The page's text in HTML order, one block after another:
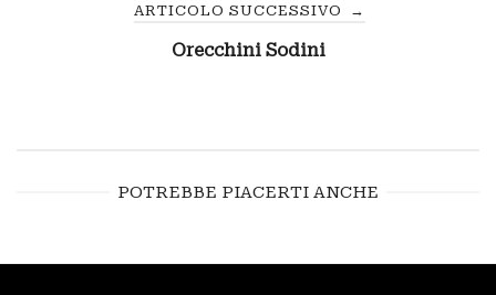
ARTICOLO SUCCESSIVO →
Orecchini Sodini
POTREBBE PIACERTI ANCHE